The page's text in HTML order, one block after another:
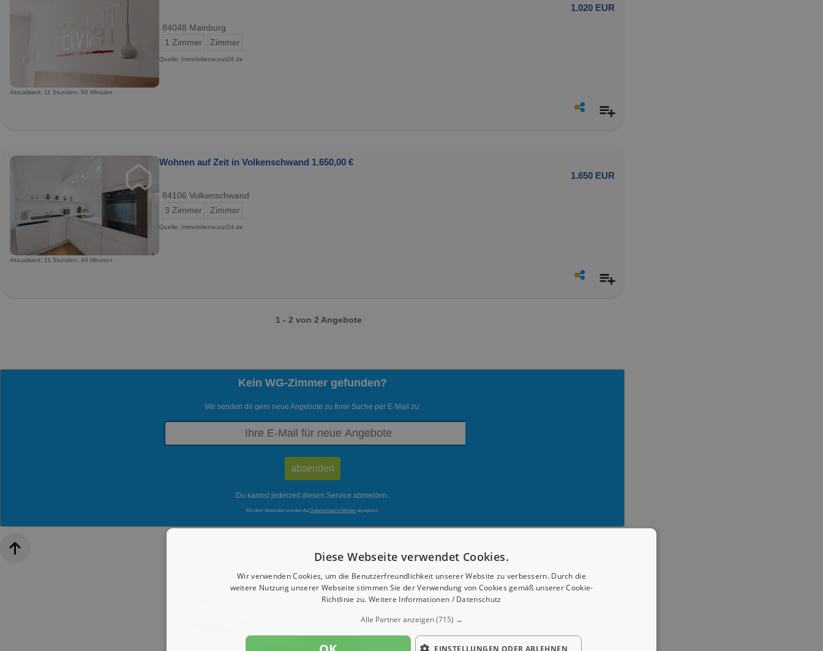
1.020 EUR
84048 Mainburg
1 Zimmer
Zimmer
Quelle: Immobilienscout24.de
Aktualisiert: 11 Stunden, 50 Minuten
Wohnen auf Zeit in Volkenschwand 1.650,00 €
1.650 EUR
84106 Volkenschwand
3 Zimmer
Zimmer
Quelle: Immobilienscout24.de
Aktualisiert: 11 Stunden, 49 Minuten
1 - 2 von 2 Angebote
Kein WG-Zimmer gefunden?
Wir senden dir gern neue Angebote zu Ihrer Suche per E-Mail zu:
Du kannst jederzeit diesen Service abmelden.
Mit dem Absenden werden die Datenschutzrichtlinien akzeptiert.
Diese Webseite verwendet Cookies.
Wir verwenden Cookies, um die Benutzerfreundlichkeit unserer Website zu verbessern. Durch die
weitere Nutzung unserer Webseite stimmen Sie der Verwendung von Cookies gemäß unserer Cookie-
Richtlinie zu. Weitere Informationen / Datenschutz
Alle Partner anzeigen(715) →
EINSTELLUNGEN ODER ABLEHNEN